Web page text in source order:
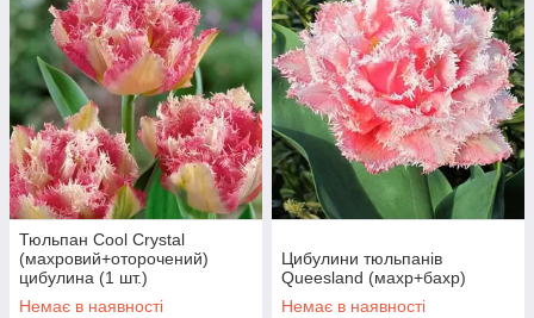
рослини за вигідною ціною і відмінної якості. Доставка в будь-
яке місто України такими компаніями Нова пошта, Укрпошта,
Делівері.
Так само Ми пропонуємо Вашій увазі такі розділи як
цибулини гіацинтів, цибулини нарцисів, цибулини
крокусів.
Оформляйте замовлення і Ми з великим задоволенням
будемо їх виконувати!
Тюльпан Cool Crystal
(махровий+оторочений)
цибулина (1 шт.)
Немає в наявності
Цибулини тюльпанів
Queesland (махр+бахр)
Немає в наявності